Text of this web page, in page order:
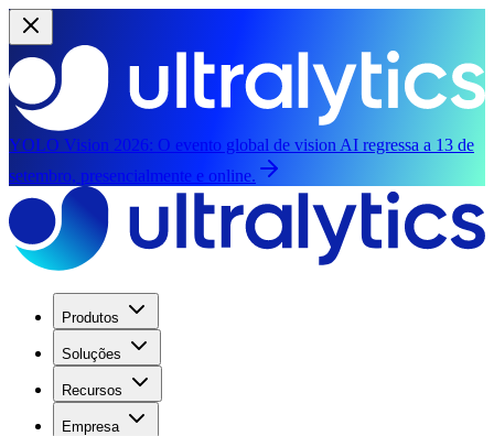
YOLO Vision 2026: O evento global de vision AI regressa a 13 de
setembro, presencialmente e online.
Produtos
Soluções
Recursos
Empresa